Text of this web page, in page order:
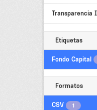
Transparencia
Etiquetas
Fondo Capital
Formatos
CSV 1